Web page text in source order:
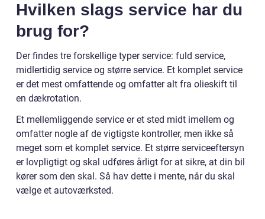
Hvilken slags service har du
brug for?
Der findes tre forskellige typer service: fuld service,
midlertidig service og større service. Et komplet service
er det mest omfattende og omfatter alt fra olieskift til
en dækrotation.
Et mellemliggende service er et sted midt imellem og
omfatter nogle af de vigtigste kontroller, men ikke så
meget som et komplet service. Et større serviceeftersyn
er lovpligtigt og skal udføres årligt for at sikre, at din bil
kører som den skal. Så hav dette i mente, når du skal
vælge et autoværksted.